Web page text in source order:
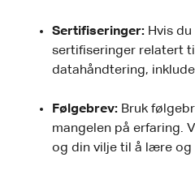
Sertifiseringer: Hvis
sertifiseringer relatert
datahåndtering,
Følgebrev: Bruk
mangelen på erfaring.
og din vilje til å lære og